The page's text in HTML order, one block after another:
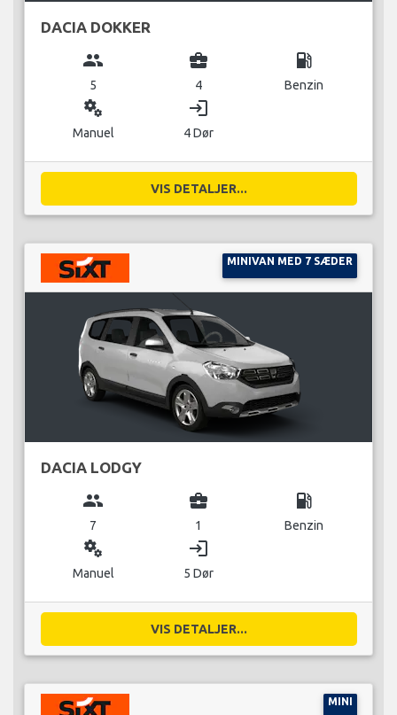
DACIA DOKKER
group
5
business_center
4
local_gas_station
Benzin
miscellaneous_services
Manuel
login
4 Dør
VIS DETALJER...
MINIVAN MED 7 SÆDER
DACIA LODGY
group
7
business_center
1
local_gas_station
Benzin
miscellaneous_services
Manuel
login
5 Dør
VIS DETALJER...
MINI